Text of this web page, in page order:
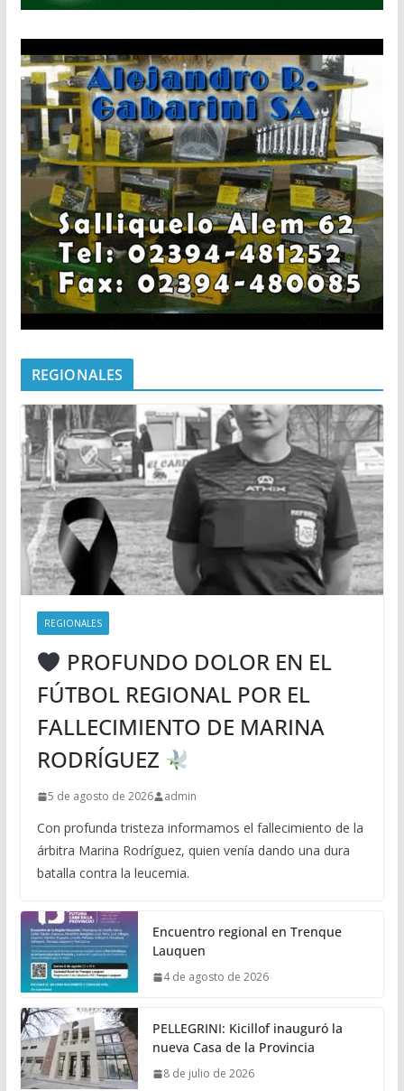
REGIONALES
REGIONALES
PROFUNDO DOLOR EN EL
FÚTBOL REGIONAL POR EL
FALLECIMIENTO DE MARINA
RODRÍGUEZ
5 de agosto de 2026 admin
Con profunda tristeza informamos el fallecimiento de la
árbitra Marina Rodríguez, quien venía dando una dura
batalla contra la leucemia.
Encuentro regional en Trenque
Lauquen
4 de agosto de 2026
PELLEGRINI: Kicillof inauguró la
nueva Casa de la Provincia
8 de julio de 2026